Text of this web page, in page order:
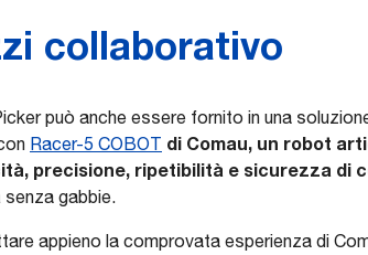
collaborativo
può anche essere fornito in una
Racer-5 COBOT di Comau, un robot
precisione, ripetibilità e sicurezza di
senza gabbie.
appieno la comprovata esperienza di